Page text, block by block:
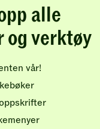
alle
verktøy
vår!